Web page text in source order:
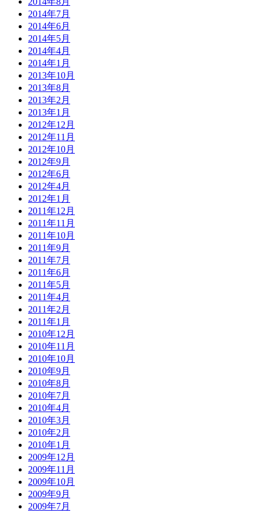
2014年7月
2014年6月
2014年5月
2014年4月
2014年1月
2013年10月
2013年8月
2013年2月
2013年1月
2012年12月
2012年11月
2012年10月
2012年9月
2012年6月
2012年4月
2012年1月
2011年12月
2011年11月
2011年10月
2011年9月
2011年7月
2011年6月
2011年5月
2011年4月
2011年2月
2011年1月
2010年12月
2010年11月
2010年10月
2010年9月
2010年8月
2010年7月
2010年4月
2010年3月
2010年2月
2010年1月
2009年12月
2009年11月
2009年10月
2009年9月
2009年7月